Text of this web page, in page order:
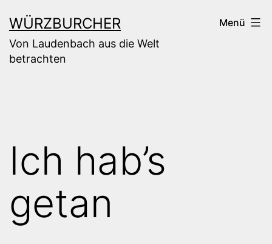
Inhalt
springen
WÜRZBURCHER
Von Laudenbach aus die Welt
betrachten
Menü
Ich hab’s
getan